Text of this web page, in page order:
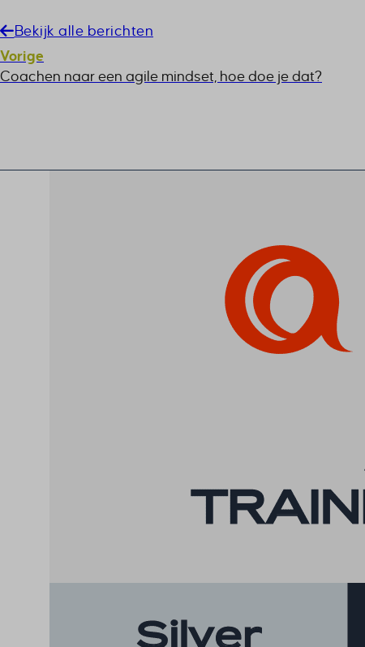
Bekijk alle berichten
Vorige
Coachen naar een agile mindset, hoe doe je dat?